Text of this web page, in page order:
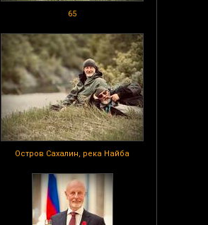
65
Остров Сахалин, река Найба